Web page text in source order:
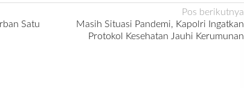
Satu
Pos berikutnya
Masih Situasi Pandemi, Kapolri Ingatkan
Protokol Kesehatan Jauhi Kerumunan